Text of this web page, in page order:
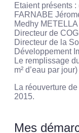
Etaient présents
FARNABE
Medhy
Directeur de
Directeur de la
Développement
Le remplissage
m² d’eau par
La réouverture
2015.
Mes